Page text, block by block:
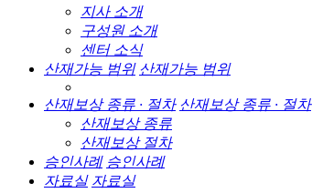
지사 소개
구성원 소개
센터 소식
산재가능 범위 산재가능 범위
산재보상 종류 · 절차 산재보상 종류 · 절차
산재보상 종류
산재보상 절차
승인사례 승인사례
자료실 자료실